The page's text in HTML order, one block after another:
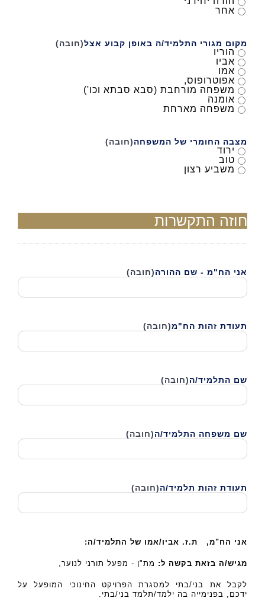
אחר
מקום מגורי התלמיד/ה באופן קבוע אצל(חובה)
הוריו
אביו
אמו
אפוטרופוס,
משפחה מורחבת (סבא סבתא וכו')
אומנה
משפחה מארחת
מצבה החומרי של המשפחה(חובה)
ירוד
טוב
משביע רצון
חוזה התקשרות
אני הח"מ - שם ההורה(חובה)
תעודת זהות הח"מ(חובה)
שם התלמיד/ה(חובה)
שם משפחה התלמיד/ה(חובה)
תעודת זהות תלמיד/ה(חובה)
אני הח"מ, ת.ז. אביו/אמו של התלמיד/ה:
מגיש/ה בזאת בקשה ל: מת"ן - מפעל תורני לנוער,
לקבל את בני/בתי למסגרת הפרויקט החינוכי המופעל על
ידכם, בפנימייה בה ילמד/תלמד בני/בתי.